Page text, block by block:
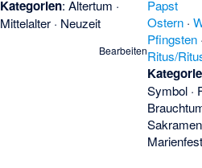
der
lacrimosa
(
Kategorien:Altertum ·
Mittelalter · Neuzeit
Bearbeiten
Papst
Ostern ·
Pfingsten
Ritus/
Symbol ·